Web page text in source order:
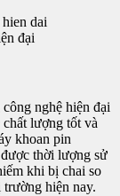
đại
nghệ hiện đại
lượng tốt và
khoan pin
thời lượng sử
khi bị chai so
hiện nay.